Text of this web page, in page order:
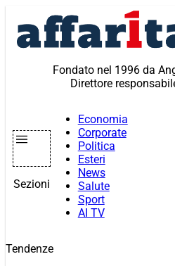
contenuto
Fondato nel 1996 da
Direttore
Sezioni
Economia
Corporate
Politica
Esteri
News
Salute
Sport
AI TV
Tendenze